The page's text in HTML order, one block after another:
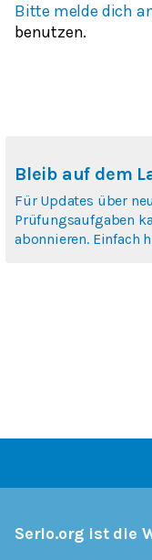
Bitte melde dich
benutzen.
Bleib auf dem
Für Updates über
Prüfungsaufgaben
abonnieren. Einfach
Serlo.org ist die